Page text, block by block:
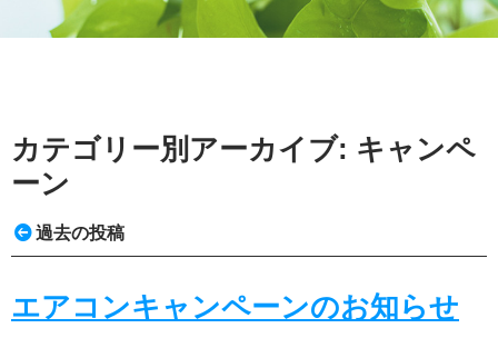
セットおそうじ
全体おそうじ
ご利用ガイド
カテゴリー別アーカイブ: キャンペ
ーン
過去の投稿
エアコンキャンペーンのお知らせ